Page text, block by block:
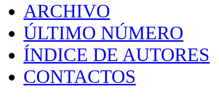
ARCHIVO
ÚLTIMO NÚMERO
ÍNDICE DE AUTORES
CONTACTOS